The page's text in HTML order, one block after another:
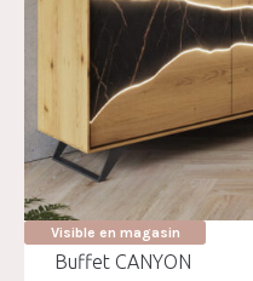
Visible en magasin
Buffet CANYON